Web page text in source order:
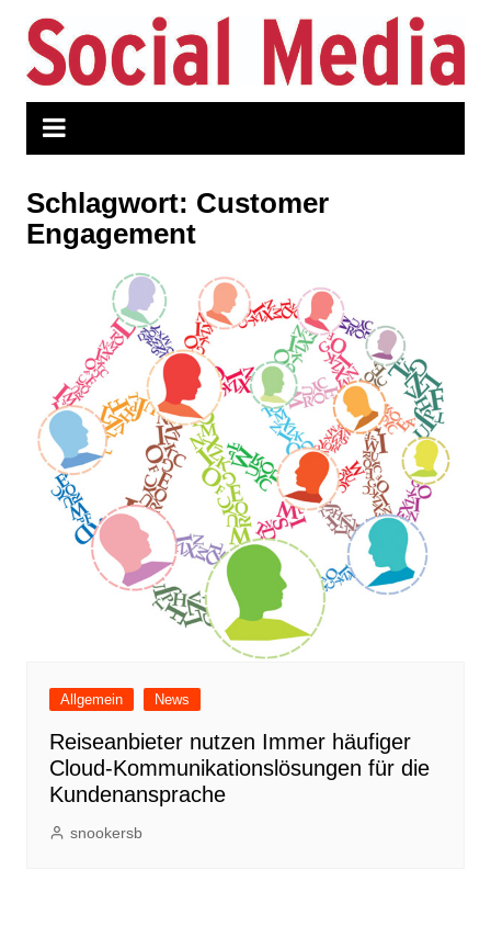
Inhalt
springen
Schlagwort: Customer
Engagement
Allgemein News
Reiseanbieter nutzen Immer häufiger
Cloud-Kommunikationslösungen für die
Kundenansprache
snookersb